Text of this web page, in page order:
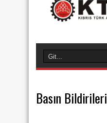
Basın Bildirileri